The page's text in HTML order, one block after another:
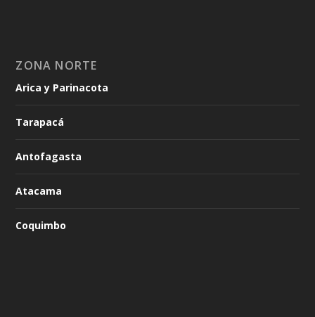
ZONA NORTE
Arica y Parinacota
Tarapacá
Antofagasta
Atacama
Coquimbo